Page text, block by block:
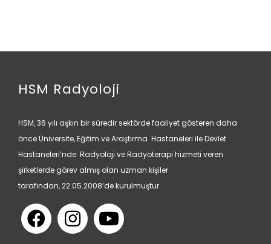
HSM Radyoloji
HSM, 36 yılı aşkın bir süredir sektörde faaliyet gösteren daha
önce Üniversite, Eğitim ve Araştırma Hastaneleri ile Devlet
Hastaneleri’nde Radyoloji ve Radyoterapi hizmeti veren
şirketlerde görev almış olan uzman kişiler
tarafından, 22.05.2008’de kurulmuştur.